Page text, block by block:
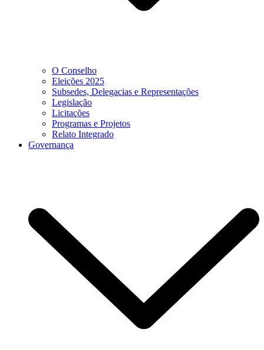
O Conselho
Eleições 2025
Subsedes, Delegacias e Representações
Legislação
Licitações
Programas e Projetos
Relato Integrado
Governança